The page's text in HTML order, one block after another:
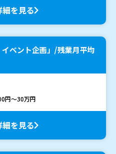
を見る
ベント企画」/残業月平均
円～30万円
を見る